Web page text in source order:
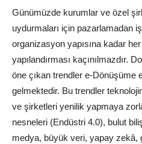
Günümüzde kurumlar ve özel
uydurmaları için pazarlamadan
organizasyon yapısına kadar
yapılandırması kaçınılmazdır.
öne çıkan trendler e-Dönüşüme
gelmektedir. Bu trendler
ve şirketleri yenilik yapmaya
nesneleri (Endüstri 4.0), bulut
medya, büyük veri, yapay zekâ,